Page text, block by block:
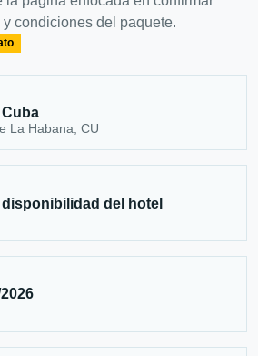
condiciones del paquete.
La Habana, CU
del hotel